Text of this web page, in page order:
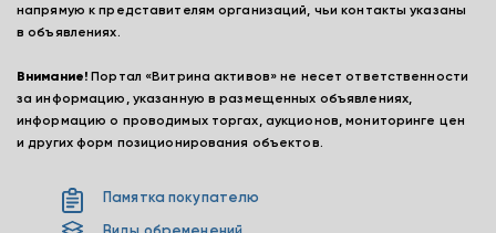
напрямую к представителям организаций, чьи контакты указаны
в объявлениях.
Внимание! Портал «Витрина активов» не несет ответственности
за информацию, указанную в размещенных объявлениях,
информацию о проводимых торгах, аукционов, мониторинге цен
и других форм позиционирования объектов.
Памятка покупателю